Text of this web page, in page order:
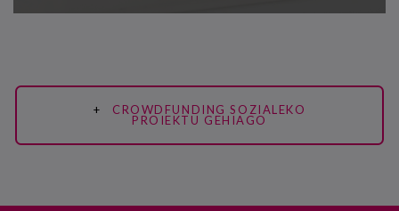
CROWDFUNDING SOZIALEKO
PROIEKTU GEHIAGO